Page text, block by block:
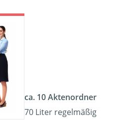
ca. 10 Aktenordner
70 Liter regelmäßig